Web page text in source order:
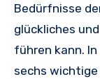
Bedürfnisse
glückliches
führen kann.
sechs wichtige